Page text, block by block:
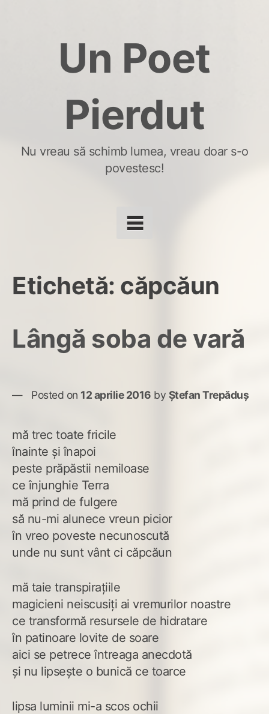
Un Poet
Pierdut
Nu vreau să schimb lumea, vreau doar s-o
povestesc!
Etichetă: căpcăun
Lângă soba de vară
Posted on 12 aprilie 2016 by Ștefan Trepăduș
mă trec toate fricile
înainte și înapoi
peste prăpăstii nemiloase
ce înjunghie Terra
mă prind de fulgere
să nu-mi alunece vreun picior
în vreo poveste necunoscută
unde nu sunt vânt ci căpcăun
mă taie transpirațiile
magicieni neiscusiți ai vremurilor noastre
ce transformă resursele de hidratare
în patinoare lovite de soare
aici se petrece întreaga anecdotă
și nu lipsește o bunică ce toarce
lipsa luminii mi-a scos ochii